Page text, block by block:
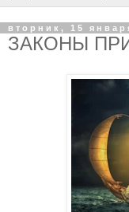
вторник, 15
ЗАКОНЫ